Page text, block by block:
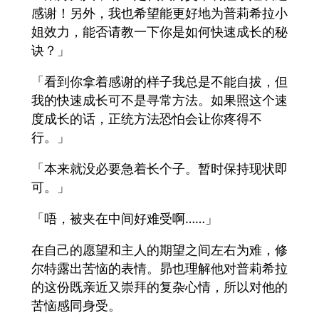
感谢！另外，我也希望能更好地为普莉希拉小
姐效力，能否请教一下你是如何快速成长的秘
诀？」
「看到你拿着感谢的样子我总是不能自拔，但
我的快速成长可不是寻常方法。如果照这个速
度成长的话，正统方法恐怕会让你疼得不
行。」
「本来就没必要急着长个子。暂时保持现状即
可。」
「唔，被夹在中间好难受啊……」
在自己的愿望和主人的期望之间左右为难，修
尔特露出苦恼的表情。昴也理解他对普莉希拉
的这份既亲近又崇拜的复杂心情，所以对他的
苦恼感同身受。